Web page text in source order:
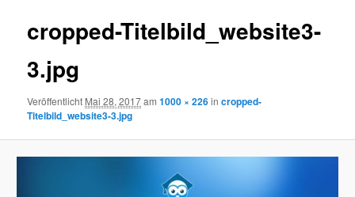
cropped-Titelbild_website3-
3.jpg
Veröffentlicht Mai 28, 2017am1000 × 226incropped-
Titelbild_website3-3.jpg